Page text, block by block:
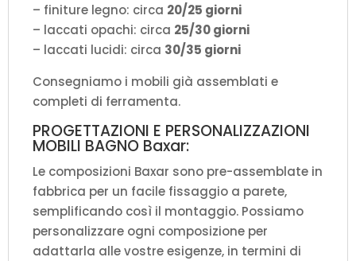
– finiture legno: circa 20/25 giorni
– laccati opachi: circa 25/30 giorni
– laccati lucidi: circa 30/35 giorni
Consegniamo i mobili già assemblati e
completi di ferramenta.
PROGETTAZIONI E PERSONALIZZAZIONI
MOBILI BAGNO Baxar:
Le composizioni Baxar sono pre-assemblate in
fabbrica per un facile fissaggio a parete,
semplificando così il montaggio. Possiamo
personalizzare ogni composizione per
adattarla alle vostre esigenze, in termini di